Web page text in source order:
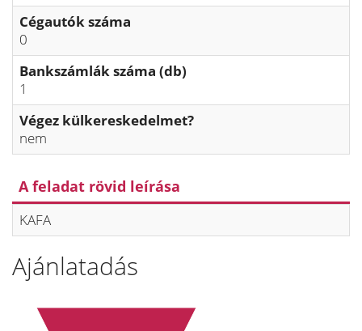
Cégautók száma
0
Bankszámlák száma (db)
1
Végez külkereskedelmet?
nem
A feladat rövid leírása
KAFA
Ajánlatadás